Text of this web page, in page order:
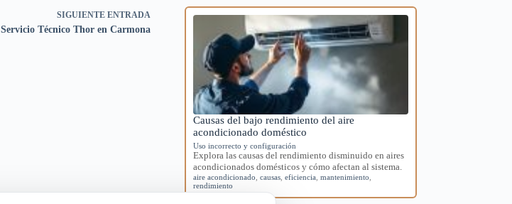
SIGUIENTE ENTRADA
Servicio Técnico Thor en Carmona
Causas del bajo rendimiento del aire
acondicionado doméstico
Uso incorrecto y configuración
Explora las causas del rendimiento disminuido en aires
acondicionados domésticos y cómo afectan al sistema.
aire acondicionado ,causas ,eficiencia ,mantenimiento
rendimiento